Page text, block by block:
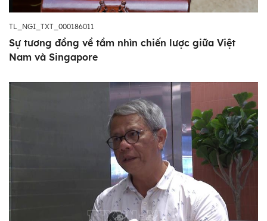
TL_NGI_TXT_000186011
Sự tương đồng về tầm nhìn chiến lược giữa Việt
Nam và Singapore